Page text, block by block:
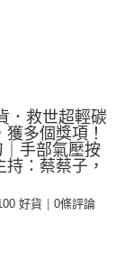
．救世超輕碳
多個獎項！
｜手部氣壓按
：蔡蔡子，
好貨 0條評論